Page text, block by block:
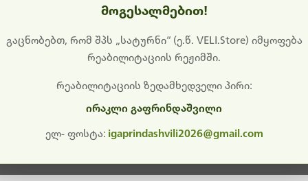
გიხდით შეფერხებისთვის. ამჟამად მიმდინარეობს
განახლება და ტექნიკური სამუშაოები.
მალე ისევ ხელმისაწვდომი იქნება. გმადლობთ მოთმინებისთვის!
მთავარ გვერდზე დაბრუნება
მოგესალმებით!
გაცნობებთ, რომ შპს „სატურნი“ (ე.წ. VELI.Store) იმყოფება
რეაბილიტაციის რეჟიმში.
რეაბილიტაციის ზედამხედველი პირი:
ირაკლი გაფრინდაშვილი
ელ- ფოსტა: igaprindashvili2026@gmail.com